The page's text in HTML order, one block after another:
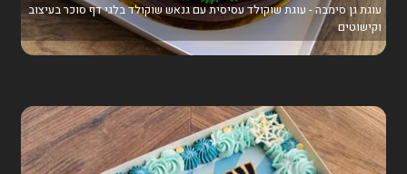
עוגת גן סימבה - עוגת שוקולד עסיסית עם גנאש שוקולד בלגי דף סוכר בעיצוב
וקישוטים